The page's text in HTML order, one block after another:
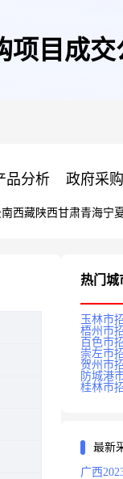
项目成交
品分析 政府采购
西藏陕西甘肃青海宁夏
热门城
玉林市
梧州市
百色市
崇左市
贺州市
防城港
桂林市
最新
广西